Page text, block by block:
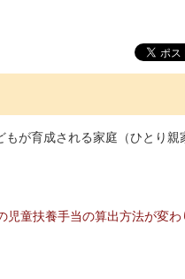
が育成される家庭（ひとり
童扶養手当の算出方法が変